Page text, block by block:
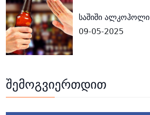
საშიში ალკოჰოლი
09-05-2025
შემოგვიერთდით